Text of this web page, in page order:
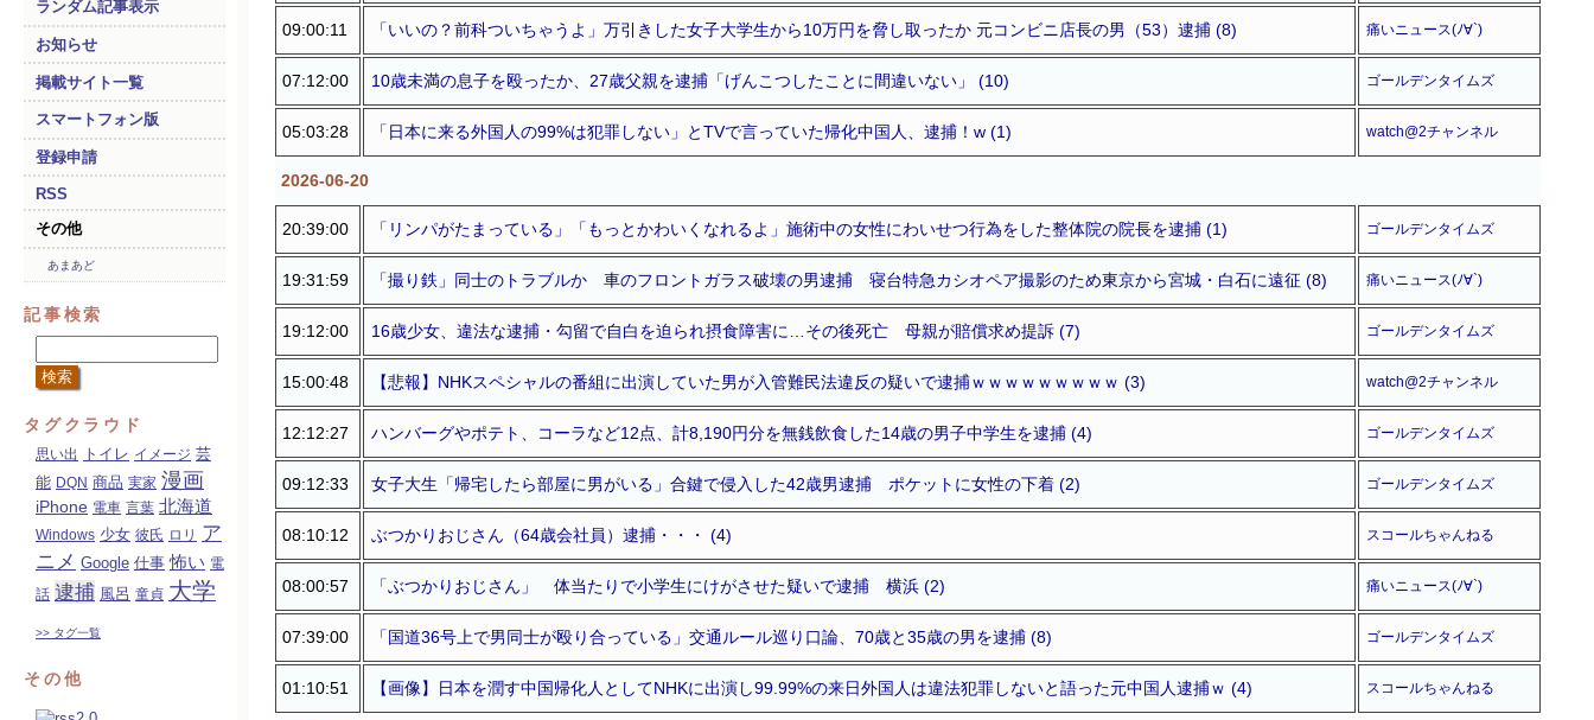
ランダム記事表示
お知らせ
掲載サイト一覧
スマートフォン版
登録申請
RSS
その他
あまあど
記事検索
タグクラウド
思い出 トイレ イメージ 芸
能 DQN 商品 実家 漫画
iPhone 電車 言葉 北海道
Windows 少女 彼氏 ロリ
ア
ニメ Google 仕事 怖い 電
話 逮捕 風呂 童貞 大学
>> タグ一覧
その他
09:00:11 「いいの？前科ついちゃうよ」万引きした女子大学生から10万円を脅し取ったか 元コンビニ店長の男（53）逮捕 (8) 痛いニュース(ﾉ∀`)
07:12:00 10歳未満の息子を殴ったか、27歳父親を逮捕「げんこつしたことに間違いない」 (10) ゴールデンタイムズ
05:03:28 「日本に来る外国人の99%は犯罪しない」とTVで言っていた帰化中国人、逮捕！w (1) watch@2チャンネル
2026-06-20
20:39:00 「リンパがたまっている」「もっとかわいくなれるよ」施術中の女性にわいせつ行為をした整体院の院長を逮捕 (1) ゴールデンタイムズ
19:31:59 「撮り鉄」同士のトラブルか 車のフロントガラス破壊の男逮捕 寝台特急カシオペア撮影のため東京から宮城・白石に遠征 (8) 痛いニュース(ﾉ∀`)
19:12:00 16歳少女、違法な逮捕・勾留で自白を迫られ摂食障害に…その後死亡 母親が賠償求め提訴 (7) ゴールデンタイムズ
15:00:48 【悲報】NHKスペシャルの番組に出演していた男が入管難民法違反の疑いで逮捕ｗｗｗｗｗｗｗｗｗ (3) watch@2チャンネル
12:12:27 ハンバーグやポテト、コーラなど12点、計8,190円分を無銭飲食した14歳の男子中学生を逮捕 (4) ゴールデンタイムズ
09:12:33 女子大生「帰宅したら部屋に男がいる」合鍵で侵入した42歳男逮捕 ポケットに女性の下着 (2) ゴールデンタイムズ
08:10:12 ぶつかりおじさん（64歳会社員）逮捕・・・ (4) スコールちゃんねる
08:00:57 「ぶつかりおじさん」 体当たりで小学生にけがさせた疑いで逮捕 横浜 (2) 痛いニュース(ﾉ∀`)
07:39:00 「国道36号上で男同士が殴り合っている」交通ルール巡り口論、70歳と35歳の男を逮捕 (8) ゴールデンタイムズ
01:10:51 【画像】日本を潤す中国帰化人としてNHKに出演し99.99%の来日外国人は違法犯罪しないと語った元中国人逮捕ｗ (4) スコールちゃんねる